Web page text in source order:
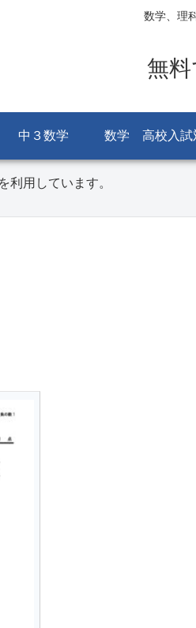
数学、理
無
中３数学 数学 高校入試
利用しています。